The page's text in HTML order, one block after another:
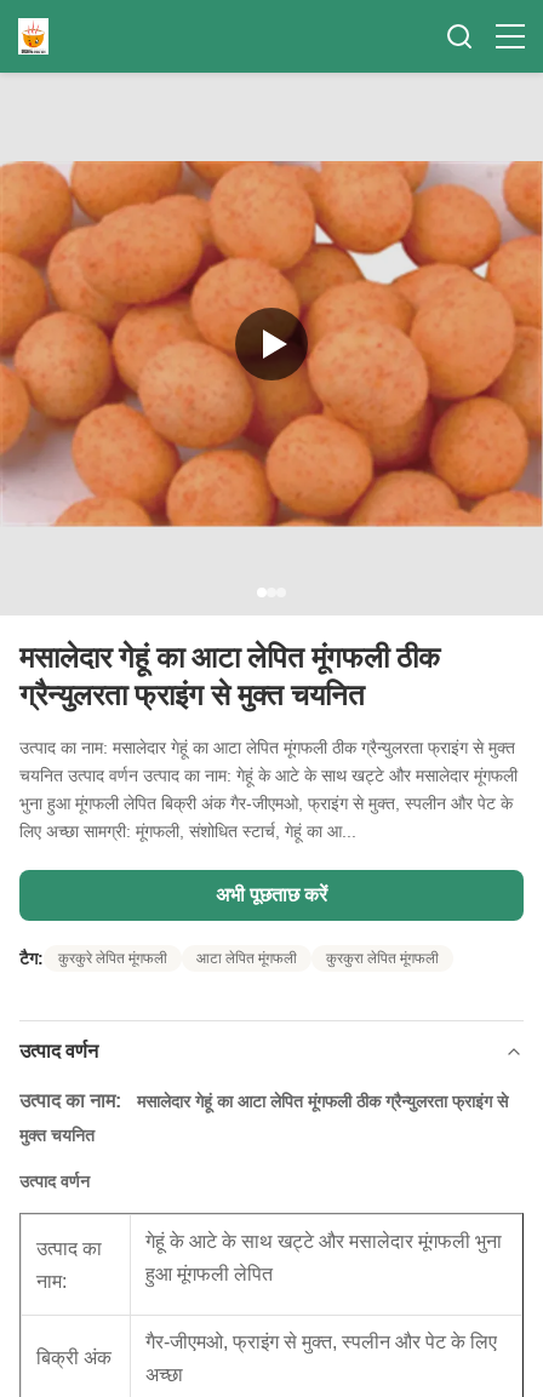
मसालेदार गेहूं का आटा लेपित मूंगफली ठीक
ग्रैन्युलरता फ्राइंग से मुक्त चयनित
उत्पाद का नाम: मसालेदार गेहूं का आटा लेपित मूंगफली ठीक ग्रैन्युलरता फ्राइंग से मुक्त
चयनित उत्पाद वर्णन उत्पाद का नाम: गेहूं के आटे के साथ खट्टे और मसालेदार मूंगफली
भुना हुआ मूंगफली लेपित बिक्री अंक गैर-जीएमओ, फ्राइंग से मुक्त, स्पलीन और पेट के
लिए अच्छा सामग्री: मूंगफली, संशोधित स्टार्च, गेहूं का आ...
अभी पूछताछ करें
टैग: कुरकुरे लेपित मूंगफली आटा लेपित मूंगफली कुरकुरा लेपित मूंगफली
उत्पाद वर्णन
उत्पाद का नाम:
मसालेदार गेहूं का आटा लेपित मूंगफली ठीक ग्रैन्युलरता फ्राइंग से
मुक्त चयनित
उत्पाद वर्णन
उत्पाद का
नाम:
गेहूं के आटे के साथ खट्टे और मसालेदार मूंगफली भुना
हुआ मूंगफली लेपित
बिक्री अंक
गैर-जीएमओ, फ्राइंग से मुक्त, स्पलीन और पेट के लिए
अच्छा